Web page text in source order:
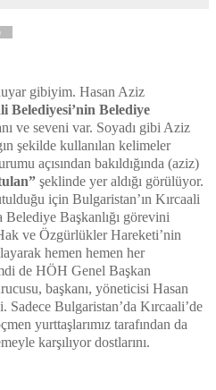
gibiyim. Hasan Aziz
Belediyesi’nin Belediye
ve seveni var. Soyadı gibi Aziz
şekilde kullanılan kelimeler
açısından bakıldığında (aziz)
şeklinde yer aldığı görülüyor.
için Bulgaristan’ın Kırcaali
Belediye Başkanlığı görevini
ve Özgürlükler Hareketi’nin
hemen hemen her
de HÖH Genel Başkan
başkanı, yöneticisi Hasan
Bulgaristan’da Kırcaali’de
yurttaşlarımız tarafından da
karşılıyor dostlarını.